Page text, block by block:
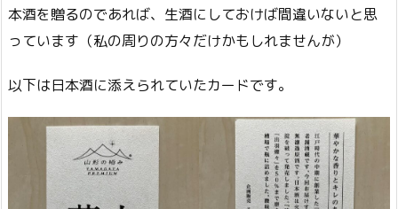
本酒を贈るのであれば、生酒にしておけば間違いないと思
っています（私の周りの方々だけかもしれませんが）
以下は日本酒に添えられていたカードです。